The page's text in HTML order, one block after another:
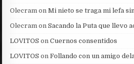
Olecram onMi nieto se traga mi lefa
Olecram onSacando la Puta que llevo
LOVITOS onCuernos consentidos
LOVITOS onFollando con un amigo